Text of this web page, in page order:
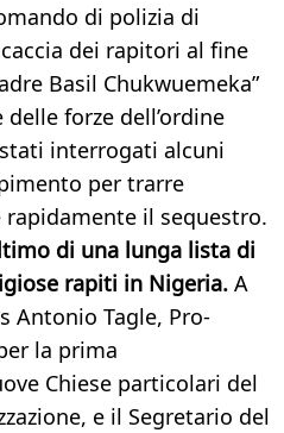
di polizia di
dei rapitori al fine
Basil Chukwuemeka”
forze dell’ordine
interrogati alcuni
per trarre
il sequestro.
di una lunga lista di
rapiti in Nigeria. A
Antonio Tagle, Pro-
la prima
Chiese particolari del
e il Segretario del